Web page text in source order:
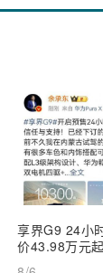
享界G9 24小
价43.98万元起